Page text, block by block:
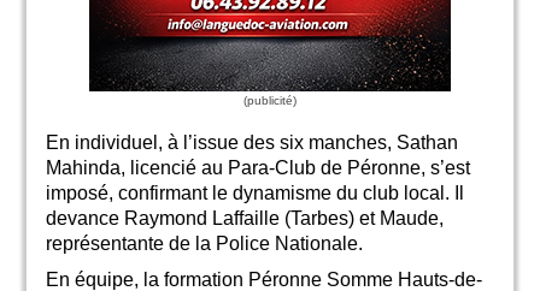
En individuel, à l’issue des six manches, Sathan
Mahinda, licencié au Para-Club de Péronne, s’est
imposé, confirmant le dynamisme du club local. Il
devance Raymond Laffaille (Tarbes) et Maude,
représentante de la Police Nationale.
En équipe, la formation Péronne Somme Hauts-de-